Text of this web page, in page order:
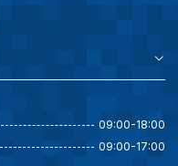
09:00-18:00
09:00-17:00
путем перехода по
обработки
списком файлов cookie,
описание и сроки